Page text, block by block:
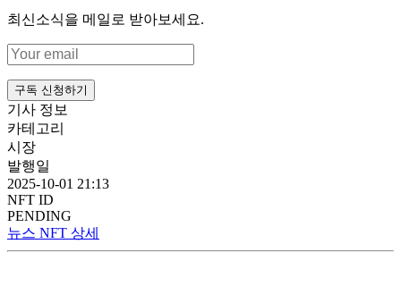
최신소식을 메일로 받아보세요.
구독 신청하기
기사 정보
카테고리
시장
발행일
2025-10-01 21:13
NFT ID
PENDING
뉴스 NFT 상세